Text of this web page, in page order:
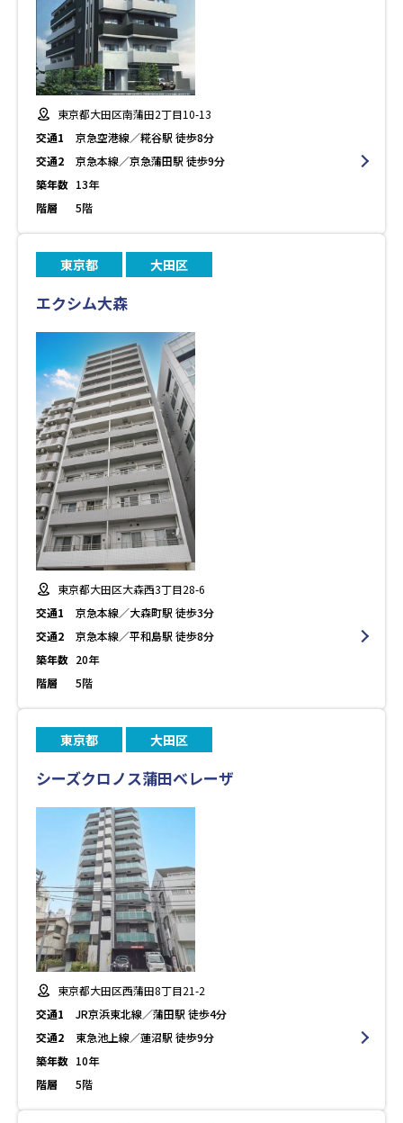
東京都大田区南蒲田2丁目10-13
交通1
京急空港線／糀谷駅 徒歩8分
交通2
京急本線／京急蒲田駅 徒歩9分
築年数 13年
階層
5階
東京都 大田区
エクシム大森
東京都大田区大森西3丁目28-6
交通1
京急本線／大森町駅 徒歩3分
交通2
京急本線／平和島駅 徒歩8分
築年数 20年
階層
5階
東京都 大田区
シーズクロノス蒲田ベレーザ
東京都大田区西蒲田8丁目21-2
交通1
JR京浜東北線／蒲田駅 徒歩4分
交通2
東急池上線／蓮沼駅 徒歩9分
築年数 10年
階層
5階